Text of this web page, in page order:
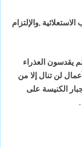
,والإلتزام
يقدسون العذراء
لن تنال إلا من
الكنيسة على